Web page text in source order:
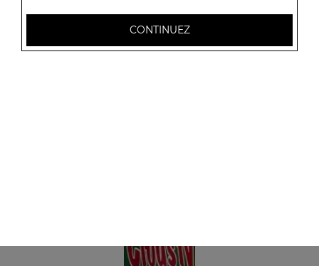
6.00€
CONTINUEZ